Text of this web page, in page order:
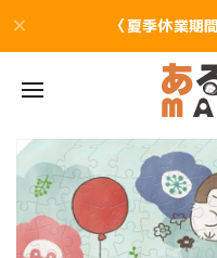
〈夏季休業期